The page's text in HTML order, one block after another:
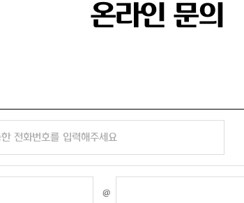
온라인 문의
@